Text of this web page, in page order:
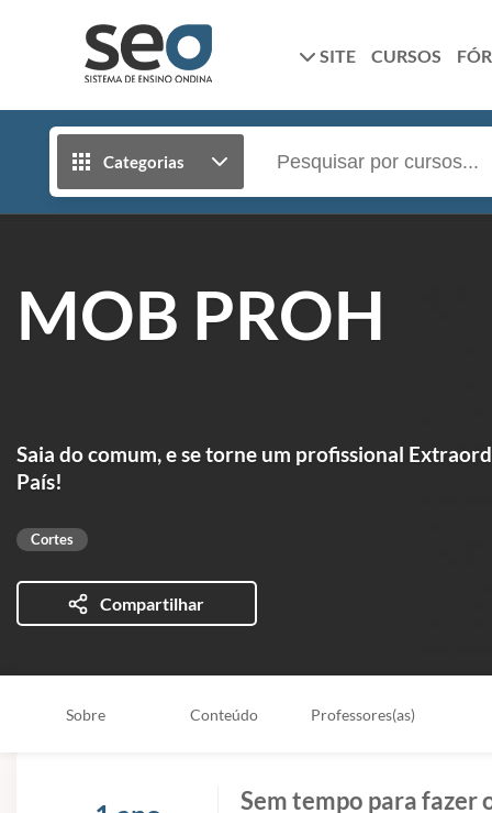
SITE CURSOS
Categorias
MOB PROH
Saia do comum, e se torne um profissional
País!
Cortes
Compartilhar
Sobre Conteúdo Professores(as)
Sem tempo para fazer